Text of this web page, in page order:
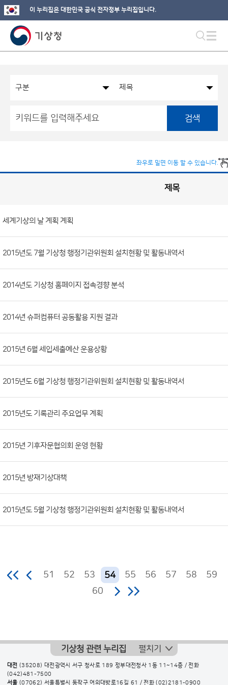
이 누리집은 대한민국 공식 전자정부 누리집입니다.
검색
좌우로 밀면 이동 할 수 있습니다.
공
개
정
보
목
록
류,
첨
부
일,
조
회
제목
세계기상의 날 계획 계획
2015년도 7월 기상청 행정기관위원회 설치현황 및 활동내역서
2014년도 기상청 홈페이지 접속경향 분석
2014년 슈퍼컴퓨터 공동활용 지원 결과
2015년 6월 세입세출예산 운용상황
2015년도 6월 기상청 행정기관위원회 설치현황 및 활동내역서
2015년도 기록관리 주요업무 계획
2015년 기후자문협의회 운영 현황
2015년 방재기상대책
2015년도 5월 기상청 행정기관위원회 설치현황 및 활동내역서
51 52 53 54 55 56 57 58
59
60
기상청 관련 누리집 펼치기
대전 (35208) 대전광역시 서구 청사로 189 정부대전청사 1동 11~14층 / 전화
(042)481-7500
서울 (07062) 서울특별시 동작구 여의대방로16길 61 / 전화(02)2181-0900